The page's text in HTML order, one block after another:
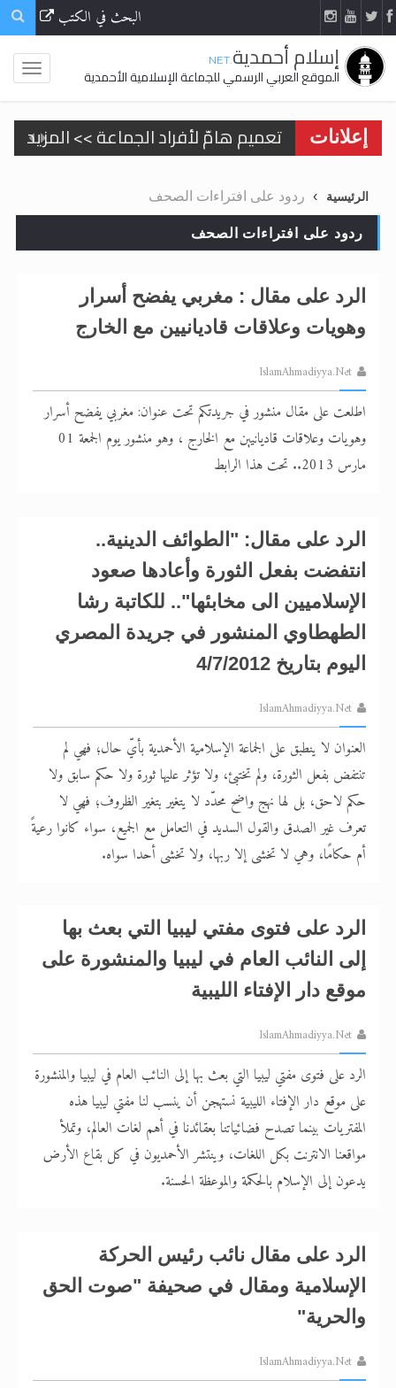
البحث في الكتب
إسلام أحمدية.NET
الموقع العربي الرسمي للجماعة الإسلامية الأحمدية
إعلانات
تعميم هامّ لأفراد الجماعة >> المزيد
اقرأ هذا الكتاب وتعرّف على حقيقة
الحجّ.. دلالات، حِكم، وأهداف >> المزيد
اقرأ هذا المقال في أهمية عيد
اقرأ هذا المقال في أهمية عيد
الحجّ.. دلالات، حِكم، وأهداف >> المزيد
الرئيسية ردود على افتراءات الصحف
ردود على افتراءات الصحف
الرد على مقال : مغربي يفضح أسرار
وهويات وعلاقات قاديانيين مع الخارج
IslamAhmadiyya.Net
اطلعت على مقال منشور في جريدتكم تحت عنوان: مغربي يفضح أسرار
وهويات وعلاقات قاديانيين مع الخارج ، وهو منشور يوم الجمعة 01
مارس 2013.. تحت هذا الرابط
الرد على مقال: "الطوائف الدينية..
انتفضت بفعل الثورة وأعادها صعود
الإسلاميين الى مخابئها".. للكاتبة رشا
الطهطاوي المنشور في جريدة المصري
اليوم بتاريخ 4/7/2012
IslamAhmadiyya.Net
العنوان لا ينطبق على الجماعة الإسلامية الأحمدية بأيّ حال؛ فهي لم
تنتفض بفعل الثورة، ولم تختبئ، ولا تؤثر عليها ثورة ولا حكم سابق ولا
حكم لاحق، بل لها نهج واضح محدّد لا يتغير بتغير الظروف؛ فهي لا
تعرف غير الصدق والقول السديد في التعامل مع الجميع، سواء كانوا رعيةً
أم حكامًا، وهي لا تخشى إلا ربها، ولا تخشى أحدا سواه.
الرد على فتوى مفتي ليبيا التي بعث بها
إلى النائب العام في ليبيا والمنشورة على
موقع دار الإفتاء الليبية
IslamAhmadiyya.Net
الرد على فتوى مفتي ليبيا التي بعث بها إلى النائب العام في ليبيا والمنشورة
على موقع دار الإفتاء الليبية نستهجن أن ينسب لنا مفتي ليبيا هذه
المفتريات بينما تصدح فضائياتنا بعقائدنا في أهم لغات العالم، وتملأ
مواقعنا الانترنت بكل اللغات، وينتشر الأحمديون في كل بقاع الأرض
يدعون إلى الإسلام بالحكمة والموعظة الحسنة.
الرد على مقال نائب رئيس الحركة
الإسلامية ومقال في صحيفة "صوت الحق
والحرية"
IslamAhmadiyya.Net